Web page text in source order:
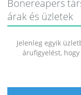
Bonereapers
árak és üzletek
Jelenleg egyik
árufigyelést,